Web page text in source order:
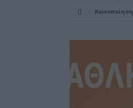
Κοινοποίηση